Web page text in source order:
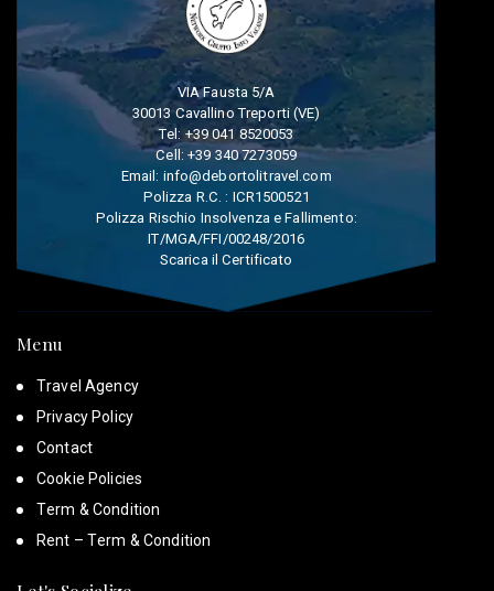
VIA Fausta 5/A
30013 Cavallino Treporti (VE)
Tel:+39 041 8520053
Cell:+39 340 7273059
Email: info@debortolitravel.com
Polizza R.C. : ICR1500521
Polizza Rischio Insolvenza e Fallimento:
IT/MGA/FFI/00248/2016
Scarica il Certificato
Menu
Travel Agency
Privacy Policy
Contact
Cookie Policies
Term & Condition
Rent – Term & Condition